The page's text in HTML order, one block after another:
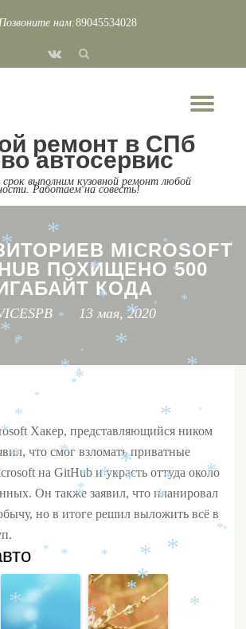
нам:89045534028
fa-
ремонт в СПб
автосервис
выполним кузовной ремонт любой
Работаем на совесть!
MICROSOFT
ПОХИЩЕНО 500
КОДА
13 мая, 2020
Хакер, представляющийся ником
что смог взломать приватные
на GitHub и украсть оттуда около
Он также заявил, что планировал
но в итоге решил выложить всё в
*
*
*
*
*
*
*
*
*
*
*
*
*
*
*
*
*
*
*
*
*
*
*
*
*
*
*
*
*
*
*
*
*
*
*
*
*
*
*
*
*
*
*
*
*
*
*
*
*
*
*
*
*
*
*
*
*
*
*
*
*
*